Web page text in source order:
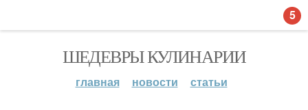
ШЕДЕВРЫ КУЛИНАРИИ
главная новости статьи
5